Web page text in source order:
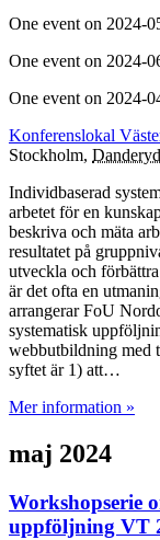
One event on 2024-
One event on 2024-
One event on 2024-
Konferenslokal
Stockholm, Danderyd
Individbaserad
arbetet för en
beskriva och mäta
resultatet på
utveckla och
är det ofta en
arrangerar FoU
systematisk
webbutbildning med
syftet är 1) att…
Mer information »
maj 2024
Workshopserie
uppföljning VT